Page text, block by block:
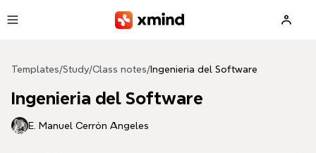
Templates/Study/Class notes/ Ingenieria del Software
Ingenieria del Software
E. Manuel Cerrón Angeles